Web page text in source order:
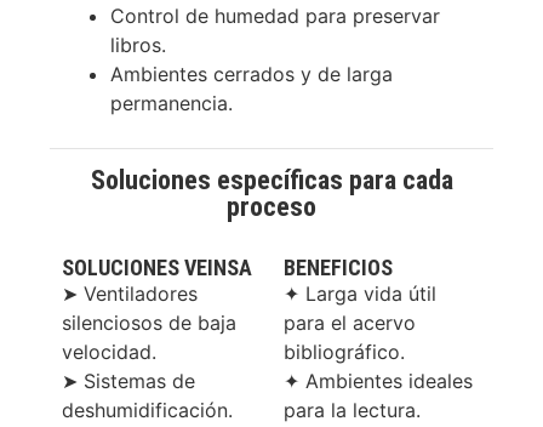
Control de humedad para preservar
libros.
Ambientes cerrados y de larga
permanencia.
Soluciones específicas para cada
proceso
SOLUCIONES VEINSA
➤ Ventiladores
silenciosos de baja
velocidad.
➤ Sistemas de
deshumidificación.
BENEFICIOS
✦ Larga vida útil
para el acervo
bibliográfico.
✦ Ambientes ideales
para la lectura.